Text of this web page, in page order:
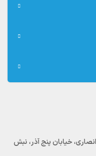
خیابان پنج آذر، نبش